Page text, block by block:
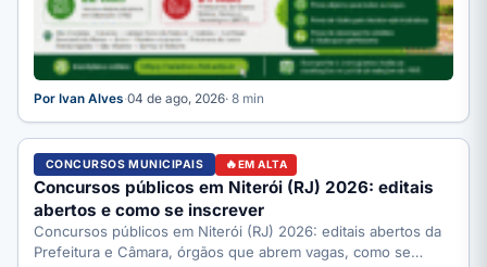
Por Ivan Alves·04 de ago, 2026· 8 min
CONCURSOS MUNICIPAIS EM ALTA
Concursos públicos em Niterói (RJ) 2026: editais
abertos e como se inscrever
Concursos públicos em Niterói (RJ) 2026: editais abertos da
Prefeitura e Câmara, órgãos que abrem vagas, como se…